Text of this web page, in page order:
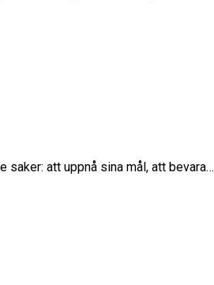
saker: att uppnå sina mål, att bevara…